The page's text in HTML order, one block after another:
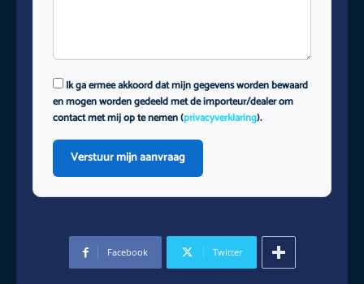
Ik ga ermee akkoord dat mijn gegevens worden bewaard
en mogen worden gedeeld met de importeur/dealer om
contact met mij op te nemen (privacyverklaring).
Verstuur mijn aanvraag
Facebook Twitter